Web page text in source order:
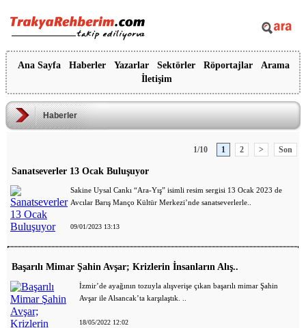
Ana Sayfa Haberler Yazarlar Sektörler Röportajlar
Arama
İletişim
Haberler
1/10 1 2 > Son
Sanatseverler 13 Ocak Buluşuyor
Sakine Uysal Cankı “Ara-Yış” isimli resim sergisi 13 Ocak 2023 de
Avcılar Barış Manço Kültür Merkezi’nde sanatseverlerle..
09/01/2023 13:13
Başarılı Mimar Şahin Avşar; Krizlerin İnsanların Alış..
İzmir’de ayağının tozuyla alışverişe çıkan başarılı mimar Şahin
Avşar ile Alsancak’ta karşılaştık. ..
18/05/2022 12:02